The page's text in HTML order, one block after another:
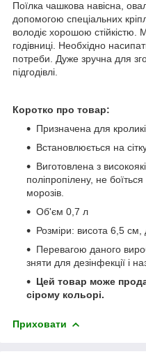
Поїлка чашкова навісна,
допомогою спеціальних
володіє хорошою стійкістю.
годівниці. Необхідно
потреби. Дуже зручна для
підгодівлі.
Коротко про товар:
Призначена для
Встановлюється на
Виготовлена ​​з
поліпропілену, не
морозів.
Об'єм 0,7 л
Розміри: висота 6,5
Перевагою даного
зняти для дезінфекції і
Цей товар може
сірому кольорі.
Приховати